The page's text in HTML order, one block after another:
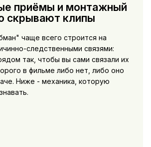
приёмы и монтажный
скрывают клипы
чаще всего строится на
следственными связями:
так, чтобы вы сами связали их
в фильме либо нет, либо оно
Ниже - механика, которую